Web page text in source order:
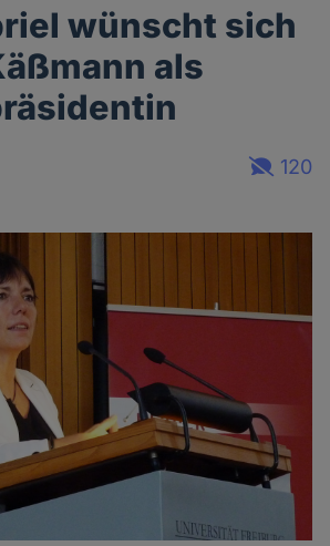
wünscht sich
als
120